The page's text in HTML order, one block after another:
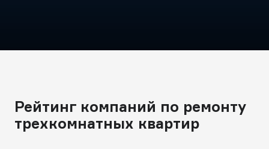
Рейтинг компаний по ремонту
трехкомнатных квартир